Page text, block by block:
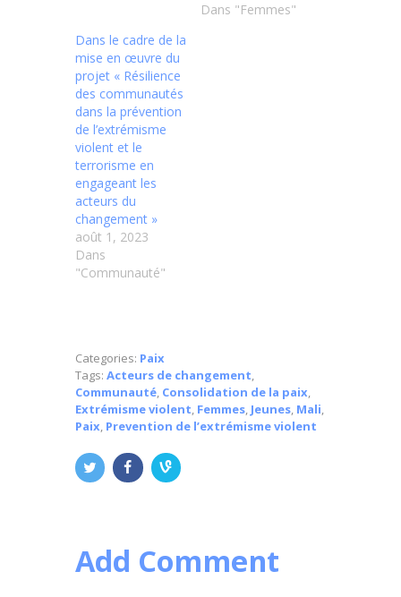
Dans "Femmes"
Dans le cadre de la
mise en œuvre du
projet « Résilience
des communautés
dans la prévention
de l’extrémisme
violent et le
terrorisme en
engageant les
acteurs du
changement »
août 1, 2023
Dans
"Communauté"
Categories: Paix
Tags: Acteurs de changement,
Communauté, Consolidation de la paix,
Extrémisme violent, Femmes, Jeunes, Mali,
Paix, Prevention de l’extrémisme violent
Add Comment